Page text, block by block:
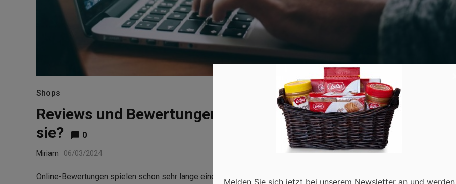
Shops
Reviews und Bewertungen im Internet – wie zuverlässig sind
sie?
0
Miriam 06/03/2024
Online-Bewertungen spielen schon sehr lange eine wichtige Rolle hinsichtlich der Kaufentscheidungen. Ob es um die
Melden Sie sich jetzt bei unserem Newsletter an und werden